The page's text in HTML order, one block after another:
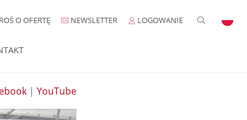
O OFERTĘ NEWSLETTER LOGOWANIE
| YouTube